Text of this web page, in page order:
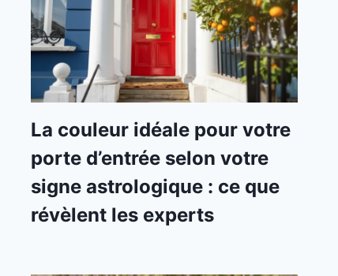
La couleur idéale pour votre
porte d’entrée selon votre
signe astrologique : ce que
révèlent les experts